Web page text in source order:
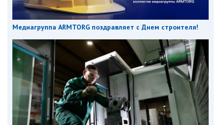
Медиагруппа ARMTORG поздравляет с Днем строителя!